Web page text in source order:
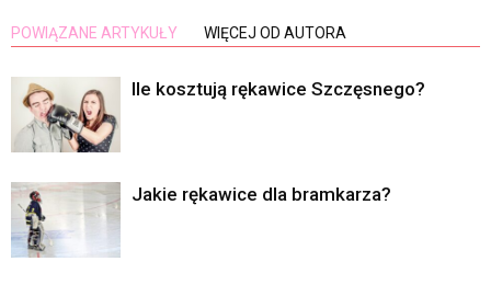
POWIĄZANE ARTYKUŁY WIĘCEJ OD AUTORA
Ile kosztują rękawice Szczęsnego?
Jakie rękawice dla bramkarza?